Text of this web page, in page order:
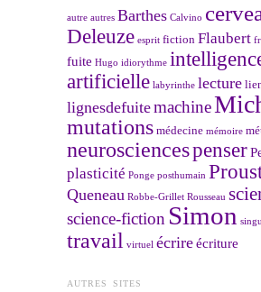
autre autres Barthes Calvino
Deleuze esprit fiction Flaubert
fuite Hugo idiorythme
artificielle labyrinthe lecture
lignesdefuitemachine
mutations médecine mémoire
neurosciencespenser
plasticité Ponge posthumain
Queneau Robbe-Grillet Rousseau
science-fiction Simon
travail virtuel écrireécriture
AUTRES SITES